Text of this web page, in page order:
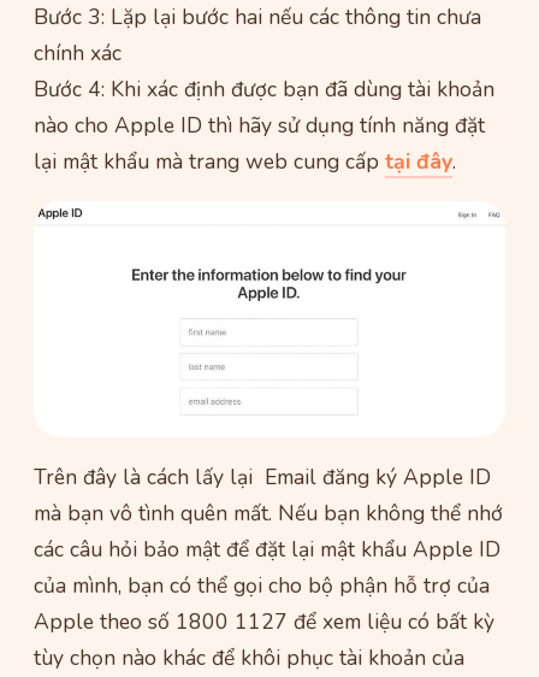
Bước 3: Lặp lại bước hai nếu các thông tin chưa
chính xác
Bước 4: Khi xác định được bạn đã dùng tài khoản
nào cho Apple ID thì hãy sử dụng tính năng đặt
lại mật khẩu mà trang web cung cấp tại đây.
Trên đây là cách lấy lại Email đăng ký Apple ID
mà bạn vô tình quên mất. Nếu bạn không thể nhớ
các câu hỏi bảo mật để đặt lại mật khẩu Apple ID
của mình, bạn có thể gọi cho bộ phận hỗ trợ của
Apple theo số 1800 1127 để xem liệu có bất kỳ
tùy chọn nào khác để khôi phục tài khoản của